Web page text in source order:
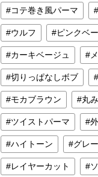
コテ巻き風パーマ
ウルフ ピンクベ
カーキベージュ
切りっぱなしボブ
モカブラウン 丸
ツイストパーマ
ハイトーン グレ
レイヤーカット